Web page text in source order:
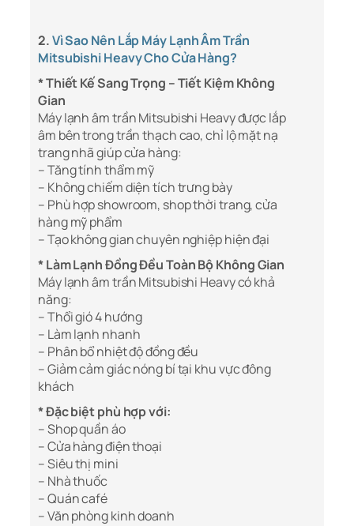
2.Vì Sao Nên Lắp Máy Lạnh Âm Trần
Mitsubishi Heavy Cho Cửa Hàng?
* Thiết Kế Sang Trọng – Tiết Kiệm Không
Gian
Máy lạnh âm trần Mitsubishi Heavy được lắp
âm bên trong trần thạch cao, chỉ lộ mặt nạ
trang nhã giúp cửa hàng:
– Tăng tính thẩm mỹ
– Không chiếm diện tích trưng bày
– Phù hợp showroom, shop thời trang, cửa
hàng mỹ phẩm
– Tạo không gian chuyên nghiệp hiện đại
* Làm Lạnh Đồng Đều Toàn Bộ Không Gian
Máy lạnh âm trần Mitsubishi Heavy có khả
năng:
– Thổi gió 4 hướng
– Làm lạnh nhanh
– Phân bổ nhiệt độ đồng đều
– Giảm cảm giác nóng bí tại khu vực đông
khách
* Đặc biệt phù hợp với:
– Shop quần áo
– Cửa hàng điện thoại
– Siêu thị mini
– Nhà thuốc
– Quán café
– Văn phòng kinh doanh